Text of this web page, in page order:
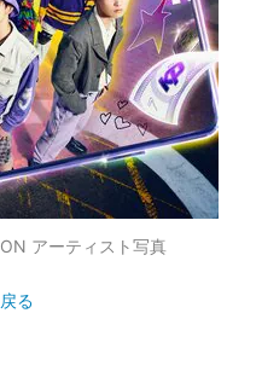
アーティスト写真
る